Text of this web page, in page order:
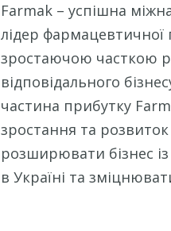
Farmak – успішна
лідер фармацевтичної
зростаючою часткою
відповідального
частина прибутку
зростання та
розширювати бізнес
в Україні та